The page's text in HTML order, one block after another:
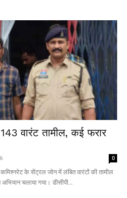
वारंट तामील, कई फरार
0
के सेंट्रल जोन में लंबित वारंटों की तामील
चलाया गया। डीसीपी...